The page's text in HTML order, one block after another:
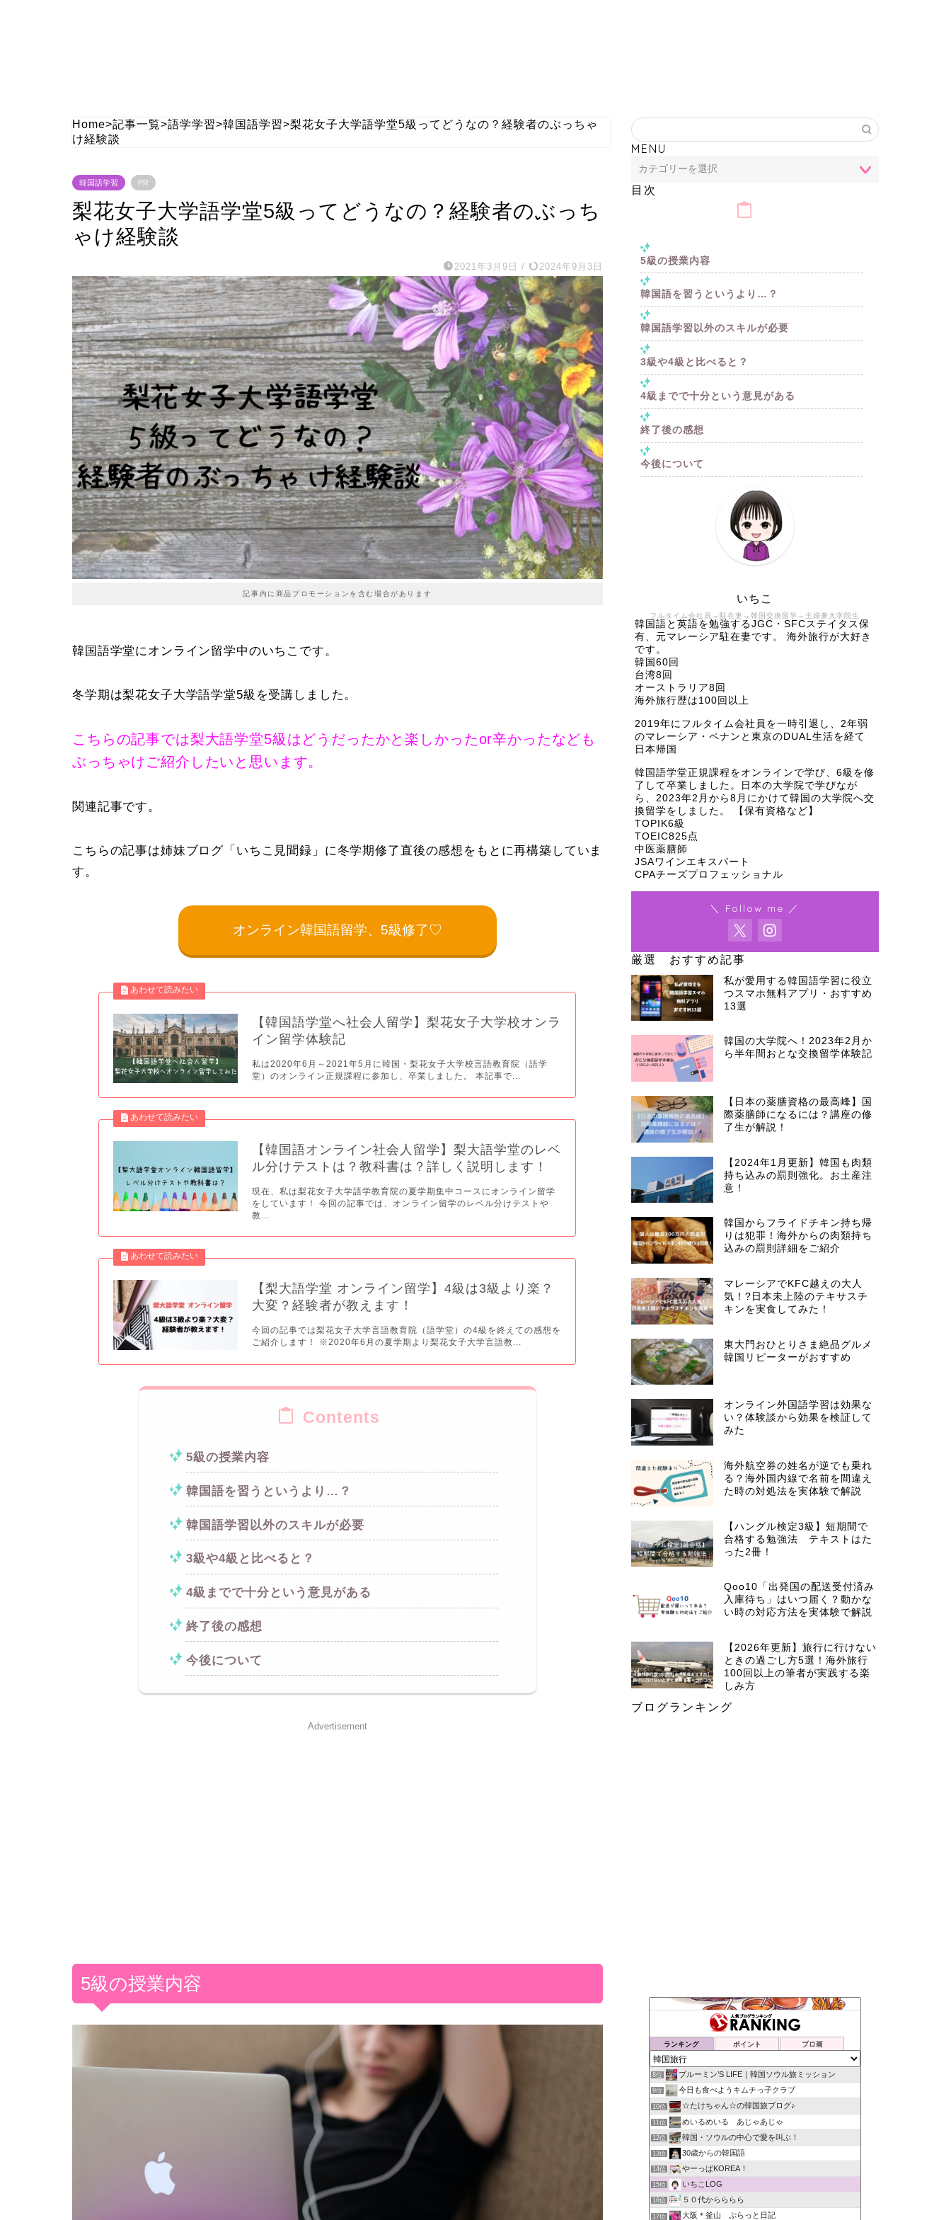
Home>記事一覧>語学学習>韓国語学習>梨花女子大学語学堂5級ってどうなの？経験者のぶっちゃ
け経験談
韓国語学習 PR
梨花女子大学語学堂5級ってどうなの？経験者のぶっち
ゃけ経験談
2021年3月9日 / 2024年9月3日
記事内に商品プロモーションを含む場合があります
韓国語学堂にオンライン留学中のいちこです。
冬学期は梨花女子大学語学堂5級を受講しました。
こちらの記事では梨大語学堂5級はどうだったかと楽しかったor辛かったなども
ぶっちゃけご紹介したいと思います。
関連記事です。
こちらの記事は姉妹ブログ「いちこ見聞録」に冬学期修了直後の感想をもとに再構築していま
す。
オンライン韓国語留学、5級修了♡
【韓国語学堂へ社会人留学】梨花女子大学校オンラ
イン留学体験記
私は2020年6月～2021年5月に韓国・梨花女子大学校言語教育院（語学
堂）のオンライン正規課程に参加し、卒業しました。 本記事で...
【韓国語オンライン社会人留学】梨大語学堂のレベ
ル分けテストは？教科書は？詳しく説明します！
現在、私は梨花女子大学語学教育院の夏学期集中コースにオンライン留学
をしています！ 今回の記事では、オンライン留学のレベル分けテストや
教...
【梨大語学堂 オンライン留学】4級は3級より楽？
大変？経験者が教えます！
今回の記事では梨花女子大学言語教育院（語学堂）の4級を終えての感想を
ご紹介します！ ※2020年6月の夏学期より梨花女子大学言語教...
Contents
5級の授業内容
韓国語を習うというより…？
韓国語学習以外のスキルが必要
3級や4級と比べると？
4級までで十分という意見がある
終了後の感想
今後について
Advertisement
5級の授業内容
MENU
目次
5級の授業内容
韓国語を習うというより…？
韓国語学習以外のスキルが必要
3級や4級と比べると？
4級までで十分という意見がある
終了後の感想
今後について
フルタイム会社員→駐在妻→韓国交換留学→主婦兼大学院生
いちこ
韓国語と英語を勉強するJGC・SFCステイタス保
有、元マレーシア駐在妻です。 海外旅行が大好き
です。
韓国60回
台湾8回
オーストラリア8回
海外旅行歴は100回以上
2019年にフルタイム会社員を一時引退し、2年弱
のマレーシア・ペナンと東京のDUAL生活を経て
日本帰国
韓国語学堂正規課程をオンラインで学び、6級を修
了して卒業しました。日本の大学院で学びなが
ら、2023年2月から8月にかけて韓国の大学院へ交
換留学をしました。 【保有資格など】
TOPIK6級
TOEIC825点
中医薬膳師
JSAワインエキスパート
CPAチーズプロフェッショナル
＼ Follow me ／
厳選 おすすめ記事
私が愛用する韓国語学習に役立
つスマホ無料アプリ・おすすめ
13選
韓国の大学院へ！2023年2月か
ら半年間おとな交換留学体験記
【日本の薬膳資格の最高峰】国
際薬膳師になるには？講座の修
了生が解説！
【2024年1月更新】韓国も肉類
持ち込みの罰則強化。お土産注
意！
韓国からフライドチキン持ち帰
りは犯罪！海外からの肉類持ち
込みの罰則詳細をご紹介
マレーシアでKFC越えの大人
気！?日本未上陸のテキサスチ
キンを実食してみた！
東大門おひとりさま絶品グルメ
韓国リピーターがおすすめ
オンライン外国語学習は効果な
い？体験談から効果を検証して
みた
海外航空券の姓名が逆でも乗れ
る？海外国内線で名前を間違え
た時の対処法を実体験で解説
【ハングル検定3級】短期間で
合格する勉強法 テキストはた
った2冊！
Qoo10「出発国の配送受付済み
入庫待ち」はいつ届く？動かな
い時の対応方法を実体験で解説
【2026年更新】旅行に行けない
ときの過ごし方5選！海外旅行
100回以上の筆者が実践する楽
しみ方
ブログランキング
ランキング ポイント ブロ画
8位 ブルーミン’S LIFE｜韓国ソウル旅ミッション
9位 今日も食べようキムチっ子クラブ
10位 ☆たけちゃん☆の韓国旅ブログ♪
11位 めいるめいる あじゃあじゃ
12位 韓国・ソウルの中心で愛を叫ぶ！
13位 30歳からの韓国語
14位 やーっぱKOREA！
15位 いちこLOG
16位 ５０代からららら
17位 大阪＊釜山 ぷらっと日記